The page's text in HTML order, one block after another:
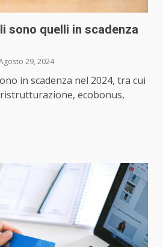
sono quelli in scadenza
29, 2024
in scadenza nel 2024, tra cui
ecobonus,